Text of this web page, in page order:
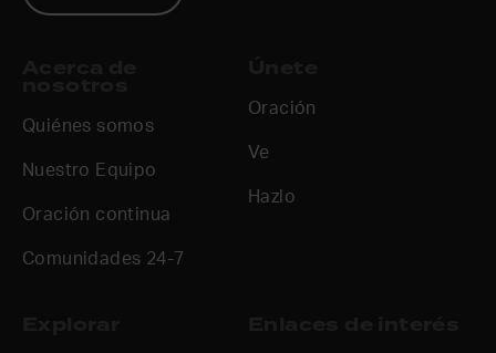
Quiénes somos
Nuestro Equipo
Oración continua
Comunidades 24-7
Oración
Ve
Hazlo